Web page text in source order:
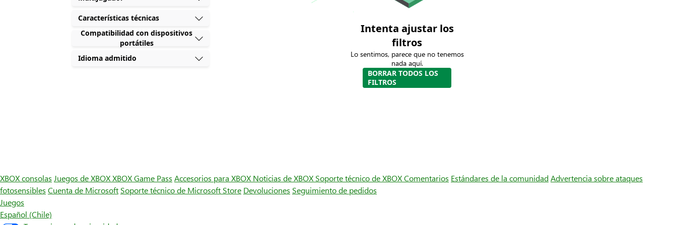
Características técnicas
Compatibilidad con dispositivos
portátiles
Idioma admitido
Intenta ajustar los
filtros
Lo sentimos, parece que no tenemos
nada aquí.
BORRAR TODOS LOS
FILTROS
XBOX consolas Juegos de XBOXXBOX Game Pass Accesorios para XBOX Noticias de XBOX Soporte técnico de XBOXComentarios Estándares de la comunidadAdvertencia sobre ataques
fotosensibles Cuenta de Microsoft Soporte técnico de Microsoft Store Devoluciones Seguimiento de pedidos
Juegos
Español (Chile)